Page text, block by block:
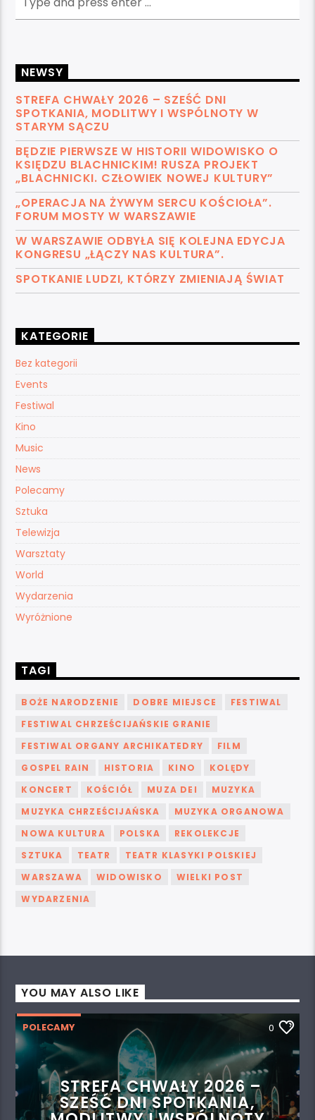
NEWSY
STREFA CHWAŁY 2026 – SZEŚĆ DNI
SPOTKANIA, MODLITWY I WSPÓLNOTY W
STARYM SĄCZU
BĘDZIE PIERWSZE W HISTORII WIDOWISKO O
KSIĘDZU BLACHNICKIM! RUSZA PROJEKT
„BLACHNICKI. CZŁOWIEK NOWEJ KULTURY”
„OPERACJA NA ŻYWYM SERCU KOŚCIOŁA”.
FORUM MOSTY W WARSZAWIE
W WARSZAWIE ODBYŁA SIĘ KOLEJNA EDYCJA
KONGRESU „ŁĄCZY NAS KULTURA”.
SPOTKANIE LUDZI, KTÓRZY ZMIENIAJĄ ŚWIAT
KATEGORIE
Bez kategorii
Events
Festiwal
Kino
Music
News
Polecamy
Sztuka
Telewizja
Warsztaty
World
Wydarzenia
Wyróżnione
TAGI
BOŻE NARODZENIE DOBRE MIEJSCE
FESTIWAL
FESTIWAL CHRZEŚCIJAŃSKIE GRANIE
FESTIWAL ORGANY ARCHIKATEDRY
FILM
GOSPEL RAIN
HISTORIA KINO
KOLĘDY
KONCERT
KOŚCIÓŁ MUZA DEI
MUZYKA
MUZYKA CHRZEŚCIJAŃSKA
MUZYKA ORGANOWA
NOWA KULTURA
POLSKA
REKOLEKCJE
SZTUKA
TEATR
TEATR KLASYKI POLSKIEJ
WARSZAWA
WIDOWISKO
WIELKI POST
WYDARZENIA
YOU MAY ALSO LIKE
POLECAMY 0
STREFA CHWAŁY 2026 –
SZEŚĆ DNI SPOTKANIA,